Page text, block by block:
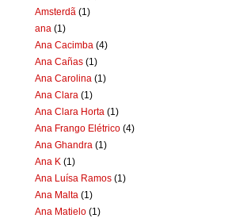
Amsterdã (1)
ana (1)
Ana Cacimba (4)
Ana Cañas (1)
Ana Carolina (1)
Ana Clara (1)
Ana Clara Horta (1)
Ana Frango Elétrico (4)
Ana Ghandra (1)
Ana K (1)
Ana Luísa Ramos (1)
Ana Malta (1)
Ana Matielo (1)